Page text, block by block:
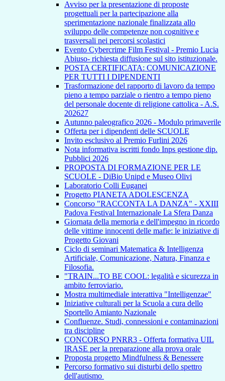
Avviso per la presentazione di proposte
progettuali per la partecipazione alla
sperimentazione nazionale finalizzata allo
sviluppo delle competenze non cognitive e
trasversali nei percorsi scolastici
Evento Cybercrime Film Festival - Premio Lucia
Abiuso- richiesta diffusione sul sito istituzionale.
POSTA CERTIFICATA: COMUNICAZIONE
PER TUTTI I DIPENDENTI
Trasformazione del rapporto di lavoro da tempo
pieno a tempo parziale o rientro a tempo pieno
del personale docente di religione cattolica - A.S.
202627
Autunno paleografico 2026 - Modulo primaverile
Offerta per i dipendenti delle SCUOLE
Invito esclusivo al Premio Furlini 2026
Nota informativa iscritti fondo Inps gestione dip.
Pubblici 2026
PROPOSTA DI FORMAZIONE PER LE
SCUOLE - DiBio Unipd e Museo Olivi
Laboratorio Colli Euganei
Progetto PIANETA ADOLESCENZA
Concorso "RACCONTA LA DANZA" - XXIII
Padova Festival Internazionale La Sfera Danza
Giornata della memoria e dell'impegno in ricordo
delle vittime innocenti delle mafie: le iniziative di
Progetto Giovani
Ciclo di seminari Matematica & Intelligenza
Artificiale, Comunicazione, Natura, Finanza e
Filosofia.
"TRAIN...TO BE COOL: legalità e sicurezza in
ambito ferroviario.
Mostra multimediale interattiva "Intelligenzae"
Iniziative culturali per la Scuola a cura dello
Sportello Amianto Nazionale
Confluenze. Studi, connessioni e contaminazioni
tra discipline
CONCORSO PNRR3 - Offerta formativa UIL
IRASE per la preparazione alla prova orale
Proposta progetto Mindfulness & Benessere
Percorso formativo sui disturbi dello spettro
dell'autismo